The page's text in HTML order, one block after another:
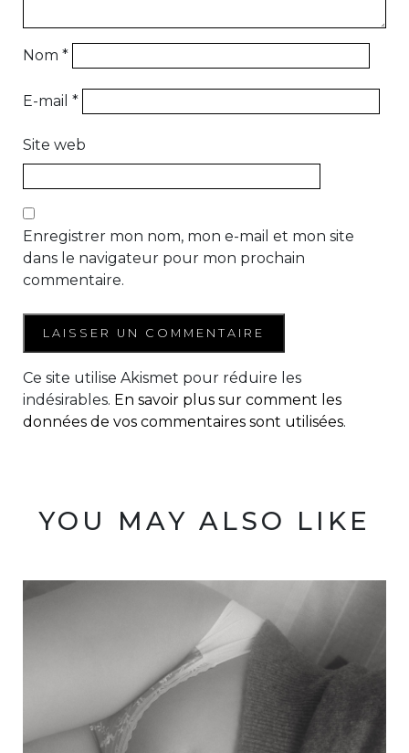
Nom *
E-mail *
Site web
Enregistrer mon nom, mon e-mail et mon site
dans le navigateur pour mon prochain
commentaire.
Ce site utilise Akismet pour réduire les
indésirables. En savoir plus sur comment les
données de vos commentaires sont utilisées.
YOU MAY ALSO LIKE